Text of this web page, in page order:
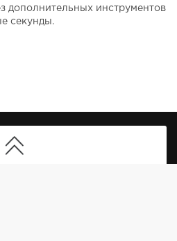
дополнительных инструментов
секунды.